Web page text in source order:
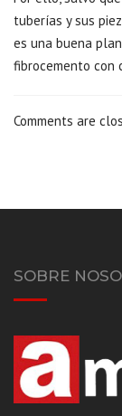
tuberías y sus
es una buena
fibrocemento con
Comments are
SOBRE